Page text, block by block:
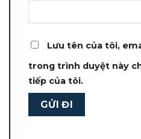
Lưu tên của tôi,
trong trình duyệt này
tiếp của tôi.